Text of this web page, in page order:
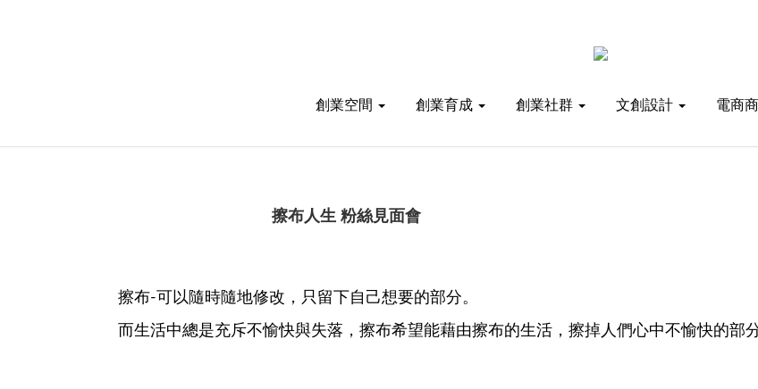
創業空間 創業育成 創業社群 文創設計 電商
擦布人生 粉絲見面會
擦布-可以隨時隨地修改，只留下自己想要的部分。
而生活中總是充斥不愉快與失落， 擦布希望能藉由擦布的生活，擦掉人們心中不愉快的部